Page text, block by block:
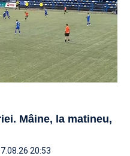
Mâine, la matineu,
20:53